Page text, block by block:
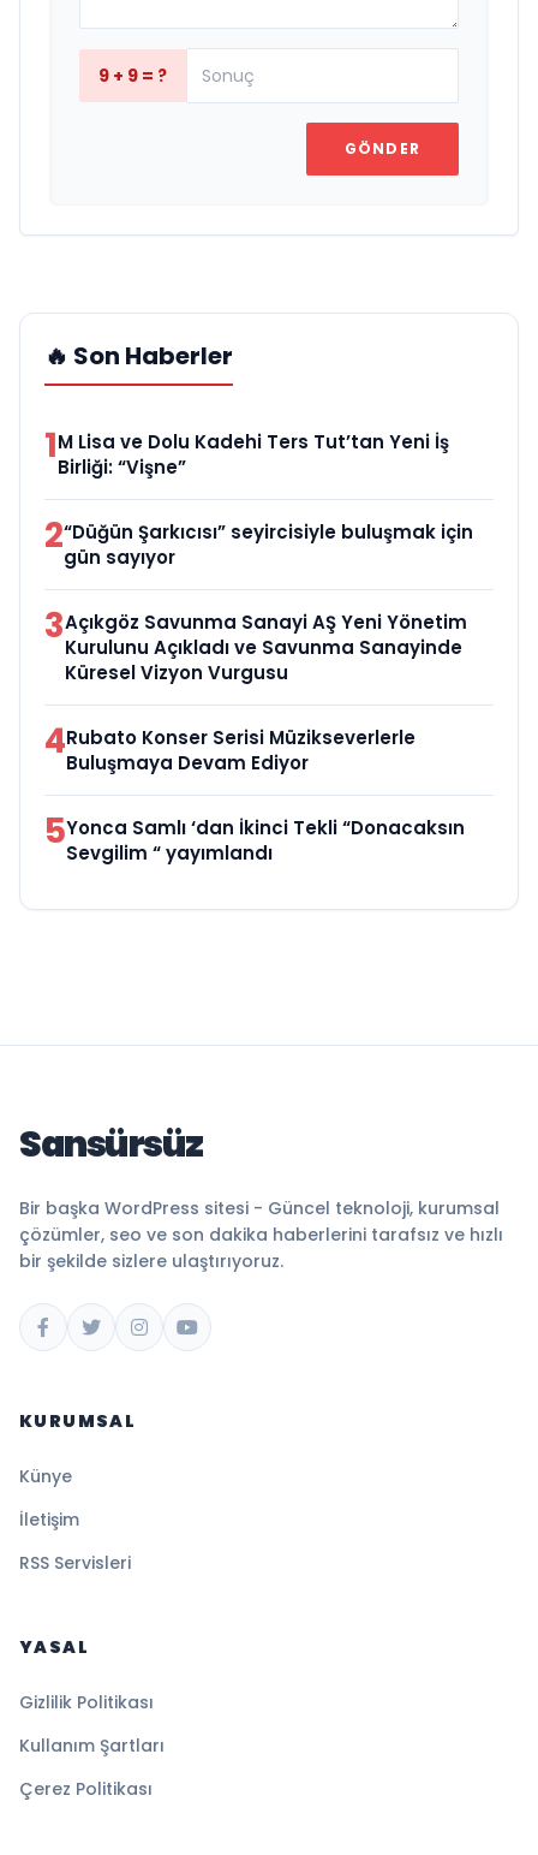
9 + 9 = ?
GÖNDER
🔥 Son Haberler
1M Lisa ve Dolu Kadehi Ters Tut’tan Yeni İş
Birliği: “Vişne”
2“Düğün Şarkıcısı” seyircisiyle buluşmak için
gün sayıyor
3Açıkgöz Savunma Sanayi AŞ Yeni Yönetim
Kurulunu Açıkladı ve Savunma Sanayinde
Küresel Vizyon Vurgusu
4Rubato Konser Serisi Müzikseverlerle
Buluşmaya Devam Ediyor
5Yonca Samlı ‘dan İkinci Tekli “Donacaksın
Sevgilim “ yayımlandı
Sansürsüz
Bir başka WordPress sitesi - Güncel teknoloji, kurumsal
çözümler, seo ve son dakika haberlerini tarafsız ve hızlı
bir şekilde sizlere ulaştırıyoruz.
KURUMSAL
Künye
İletişim
RSS Servisleri
YASAL
Gizlilik Politikası
Kullanım Şartları
Çerez Politikası